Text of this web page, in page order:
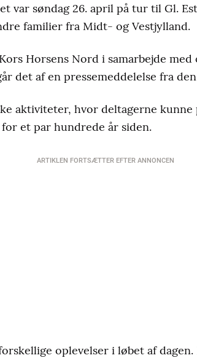
var søndag 26. april på tur til Gl.
familier fra Midt- og Vestjylland.
Horsens Nord i samarbejde
det af en pressemeddelelse fra
aktiviteter, hvor deltagerne
et par hundrede år siden.
ARTIKLEN FORTSÆTTER EFTER ANNONCEN
oplevelser i løbet af